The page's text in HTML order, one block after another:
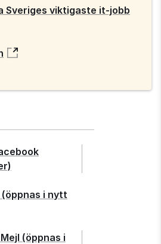
Sveriges viktigaste it-jobb
(öppnas i nytt
Mejl (öppnas i